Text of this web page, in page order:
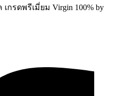
กรดพรีเมี่ยม Virgin 100% by